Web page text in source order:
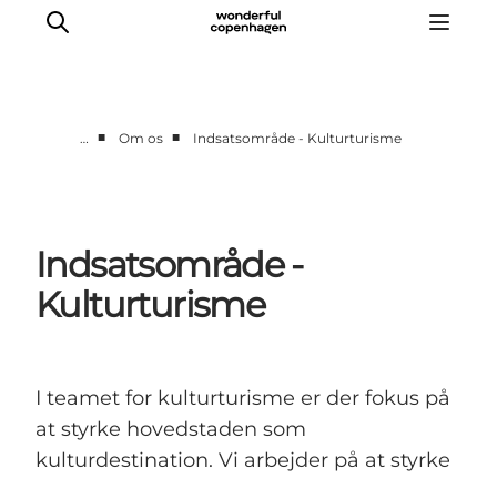
Turismeviden
Om Wonderful Copenhagen
… ■ Om os ■ Indsatsområde - Kulturturisme
Indsatsområde -
Kulturturisme
I teamet for kulturturisme er der fokus på
at styrke hovedstaden som
kulturdestination. Vi arbejder på at styrke